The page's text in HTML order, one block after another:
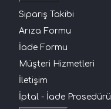
Sipariş Takibi
Arıza Formu
İade Formu
Müşteri Hizmetleri
İletişim
İptal - İade Prosedürü